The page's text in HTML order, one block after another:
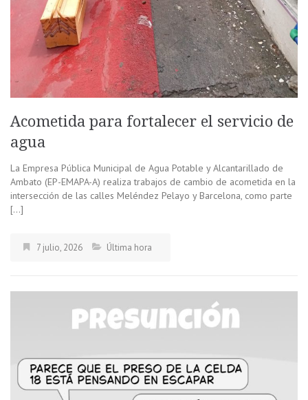
Acometida para fortalecer el servicio de
agua
La Empresa Pública Municipal de Agua Potable y Alcantarillado de
Ambato (EP-EMAPA-A) realiza trabajos de cambio de acometida en la
intersección de las calles Meléndez Pelayo y Barcelona, como parte
[…]
7 julio, 2026 Última hora